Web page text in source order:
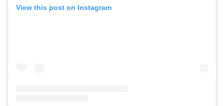
View this post on Instagram